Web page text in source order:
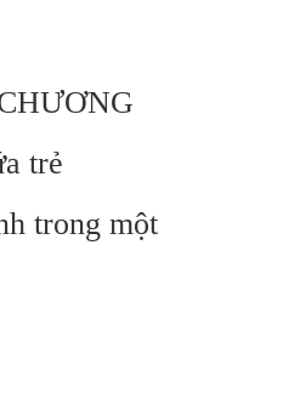
trẻ
trong một